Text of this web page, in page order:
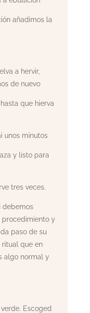
añadimos la
a hervir,
de nuevo
que hierva
unos minutos
y listo para
tres veces.
debemos
y
paso de su
ritual que en
algo normal y
Escoged